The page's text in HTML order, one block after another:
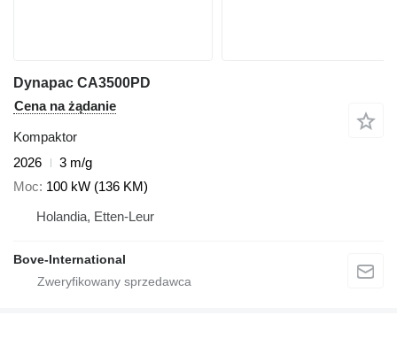
Dynapac CA3500PD
Cena na żądanie
Kompaktor
2026
3 m/g
Moc 100 kW (136 KM)
Holandia, Etten-Leur
Bove-International